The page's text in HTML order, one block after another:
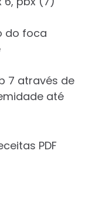
do foca
7 através de
até